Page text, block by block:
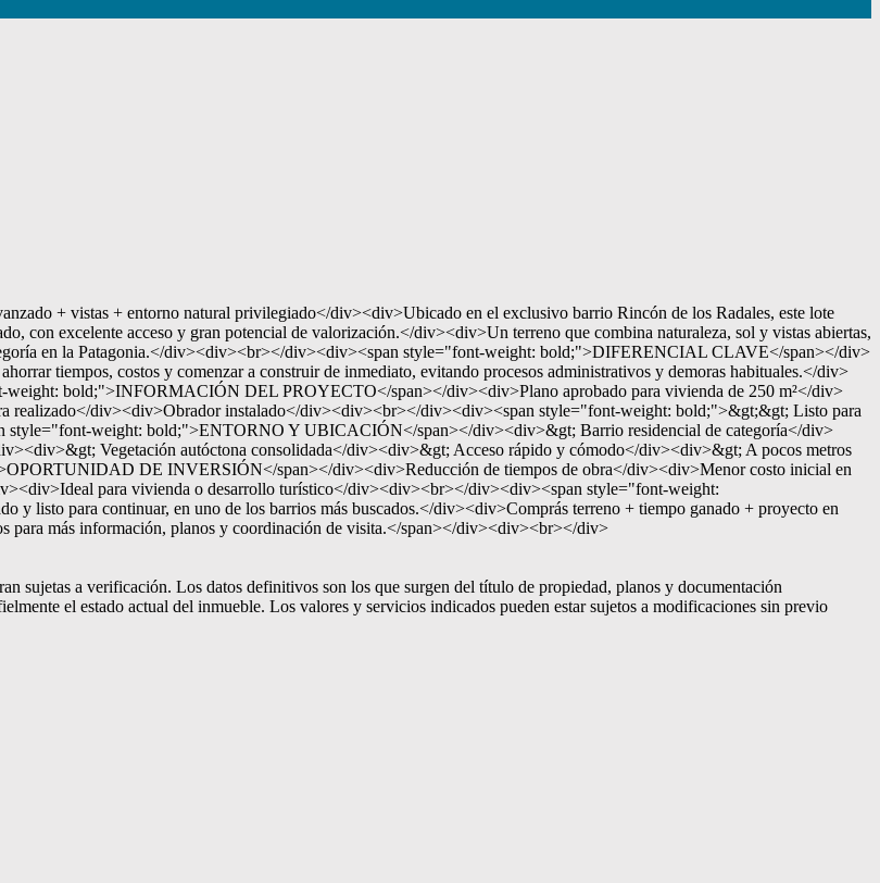
+ vistas + entorno natural privilegiado</div><div>Ubicado en el exclusivo barrio Rincón de los Radales, este lote
con excelente acceso y gran potencial de valorización.</div><div>Un terreno que combina naturaleza, sol y vistas abiertas,
en la Patagonia.</div><div><br></div><div><span style="font-weight: bold;">DIFERENCIAL CLAVE</span></div>
tiempos, costos y comenzar a construir de inmediato, evitando procesos administrativos y demoras habituales.</div>
bold;">INFORMACIÓN DEL PROYECTO</span></div><div>Plano aprobado para vivienda de 250 m²</div>
realizado</div><div>Obrador instalado</div><div><br></div><div><span style="font-weight: bold;">&gt;&gt; Listo para
style="font-weight: bold;">ENTORNO Y UBICACIÓN</span></div><div>&gt; Barrio residencial de categoría</div>
Vegetación autóctona consolidada</div><div>&gt; Acceso rápido y cómodo</div><div>&gt; A pocos metros
DE INVERSIÓN</span></div><div>Reducción de tiempos de obra</div><div>Menor costo inicial en
para vivienda o desarrollo turístico</div><div><br></div><div><span style="font-weight:
listo para continuar, en uno de los barrios más buscados.</div><div>Comprás terreno + tiempo ganado + proyecto en
más información, planos y coordinación de visita.</span></div><div><br></div>
sujetas a verificación. Los datos definitivos son los que surgen del título de propiedad, planos y documentación
el estado actual del inmueble. Los valores y servicios indicados pueden estar sujetos a modificaciones sin previo